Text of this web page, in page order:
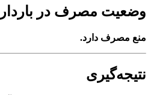
وضعیت مصرف در
منع مصرف دارد.
نتیجه‌گیری